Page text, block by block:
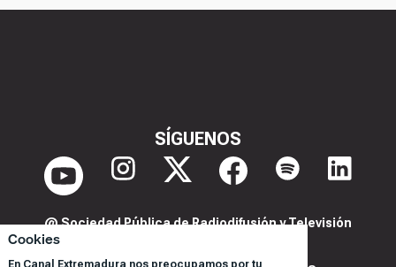
Cookies
En Canal Extremadura nos preocupamos por tu
SÍGUENOS
@ Sociedad Pública de Radiodifusión y Televisión